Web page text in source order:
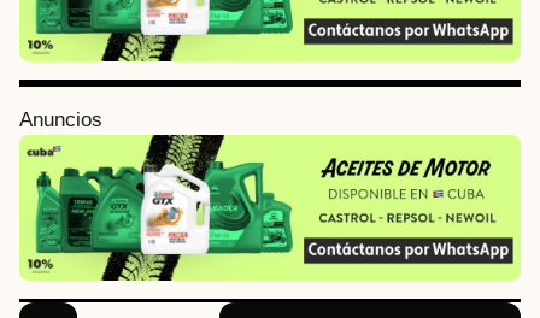
Anuncios
P
a
g
i
n
o
n